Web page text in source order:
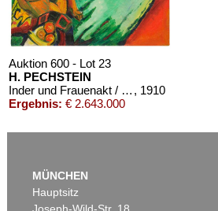
Auktion 600 - Lot 23
H. PECHSTEIN
Inder und Frauenakt / Früchte (Rückseite) , 1910
Ergebnis: € 2.643.000
MÜNCHEN
Hauptsitz
Joseph-Wild-Str. 18